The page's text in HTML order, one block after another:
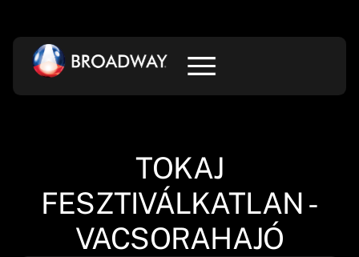
TOKAJ
FESZTIVÁLKATLAN -
VACSORAHAJÓ